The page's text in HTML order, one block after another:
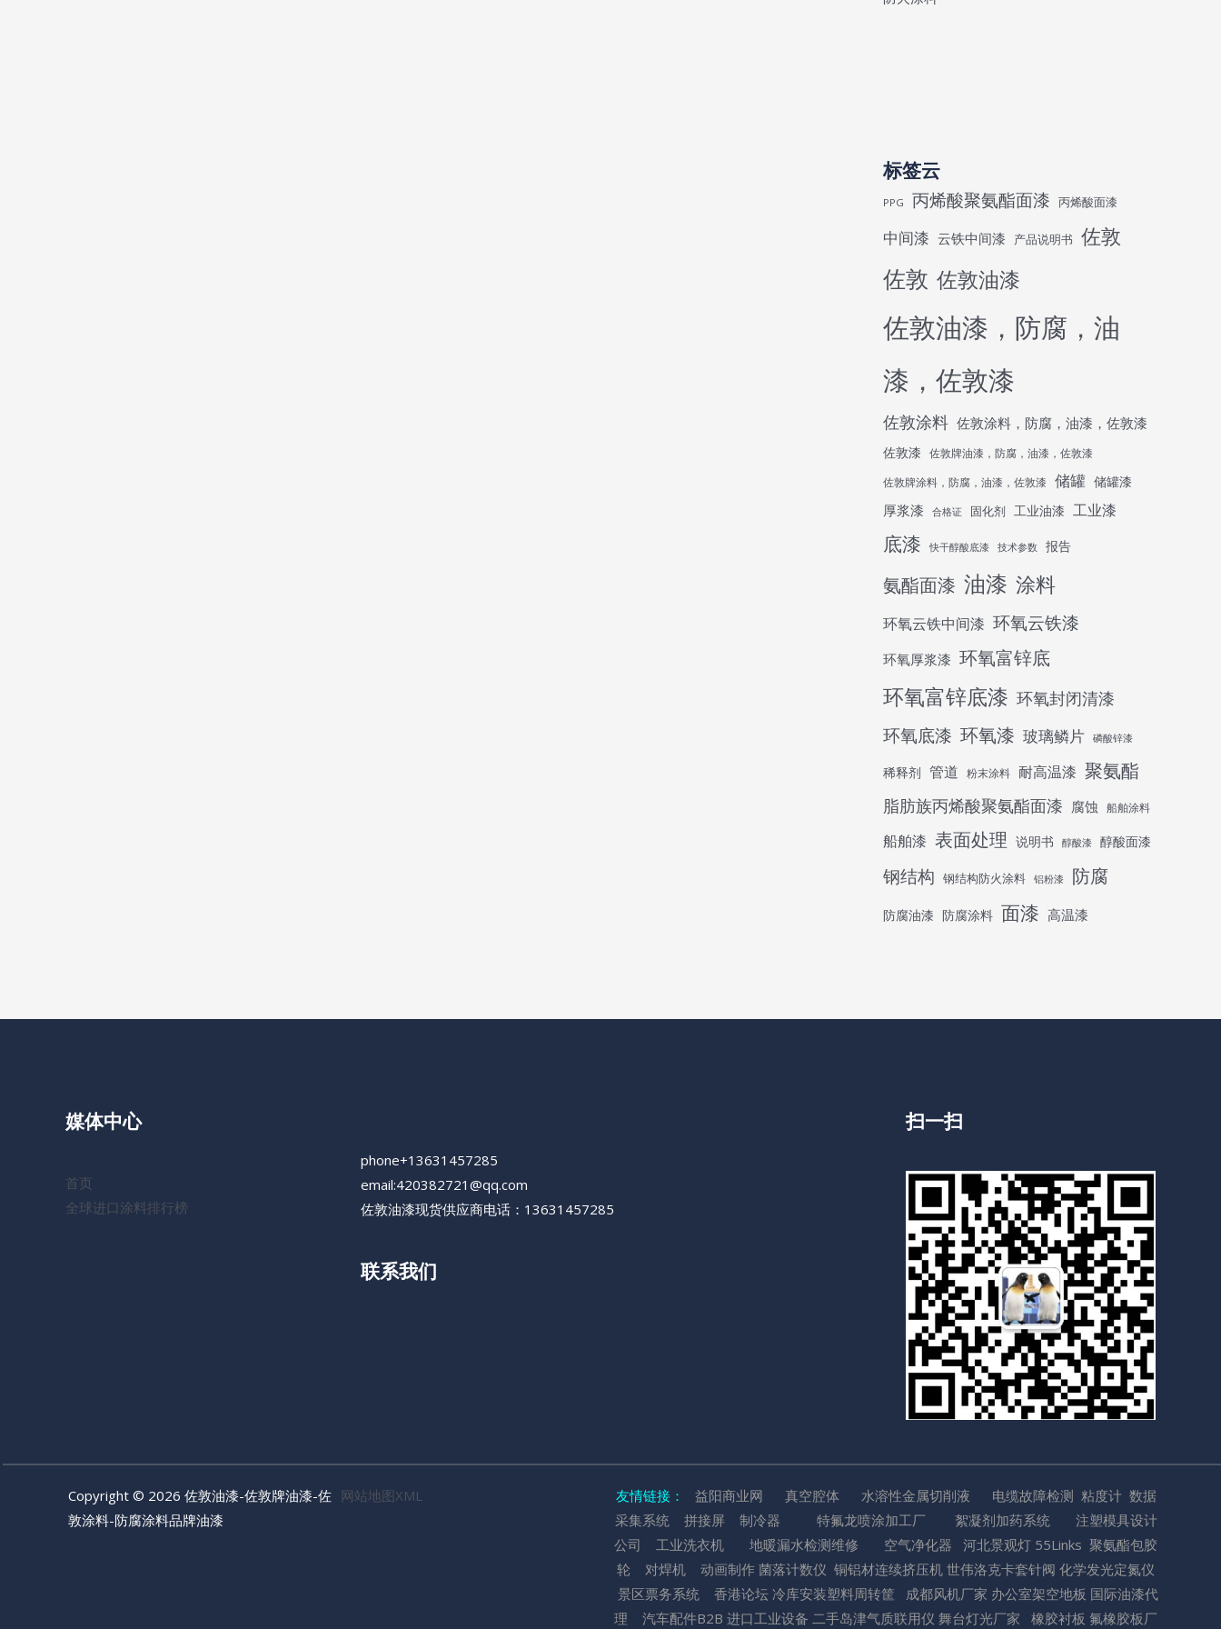
标签云
PPG 丙烯酸聚氨酯面漆 丙烯酸面漆
中间漆 云铁中间漆 产品说明书 佐敦
佐敦 佐敦油漆
佐敦油漆，防腐，油
漆，佐敦漆
佐敦涂料 佐敦涂料，防腐，油漆，佐敦漆
佐敦漆 佐敦牌油漆，防腐，油漆，佐敦漆
佐敦牌涂料，防腐，油漆，佐敦漆 储罐 储罐漆
厚浆漆 合格证 固化剂 工业油漆 工业漆
底漆 快干醇酸底漆 技术参数 报告
氨酯面漆 油漆 涂料
环氧云铁中间漆 环氧云铁漆
环氧厚浆漆 环氧富锌底
环氧富锌底漆 环氧封闭清漆
环氧底漆 环氧漆 玻璃鳞片 磷酸锌漆
稀释剂 管道 粉末涂料 耐高温漆 聚氨酯
脂肪族丙烯酸聚氨酯面漆 腐蚀 船舶涂料
船舶漆 表面处理 说明书 醇酸漆 醇酸面漆
钢结构 钢结构防火涂料 铝粉漆 防腐
防腐油漆 防腐涂料 面漆 高温漆
媒体中心
首页
全球进口涂料排行榜
phone+13631457285
email:420382721@qq.com
佐敦油漆现货供应商电话：13631457285
联系我们
扫一扫
Copyright © 2026 佐敦油漆-佐敦牌油漆-佐
敦涂料-防腐涂料品牌油漆
网站地图XML 友情链接： 益阳商业网 真空腔体 水溶性金属切削液 电缆故障检测 粘度计 数据
采集系统
拼接屏 制冷器 特氟龙喷涂加工厂 絮凝剂加药系统
注塑模具设计
公司
工业洗衣机 地暖漏水检测维修 空气净化器 河北景观灯 55Links 聚氨酯包胶
轮
对焊机 动画制作 菌落计数仪 铜铝材连续挤压机 世伟洛克卡套针阀 化学发光定氮仪
景区票务系统
香港论坛 冷库安装塑料周转筐 成都风机厂家 办公室架空地板 国际油漆代
理
汽车配件B2B 进口工业设备 二手岛津气质联用仪 舞台灯光厂家 橡胶衬板 氟橡胶板厂